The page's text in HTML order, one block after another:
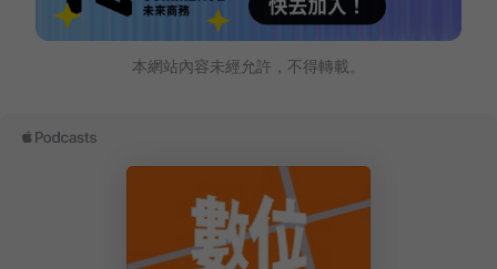
本網站內容未經允許，不得轉載。